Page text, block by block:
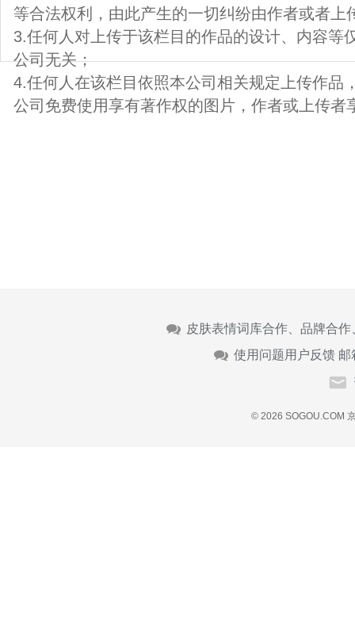
等合法权利，由此产生的一切纠纷由作者或者上
3.任何人对上传于该栏目的作品的设计、内容等
公司无关；
4.任何人在该栏目依照本公司相关规定上传作品
公司免费使用享有著作权的图片，作者或上传者
皮肤表情词库合作、品牌合
使用问题用户反馈 邮
© 2026 SOGOU.COM